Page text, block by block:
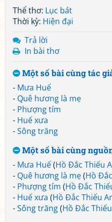
Thể thơ: Lục bát
Thời kỳ: Hiện đại
Trả lời
In bài thơ
Một số bài cùng tác
- Mưa Huế
- Quê hương là mẹ
- Phượng tím
- Huế xưa
-Sông trăng
Một số bài cùng
- Mưa Huế(Hồ Đắc Thiếu
- Quê hương là mẹ(Hồ
- Phượng tím (Hồ Đắc
- Huế xưa (Hồ Đắc Thiếu
-Sông trăng(Hồ Đắc